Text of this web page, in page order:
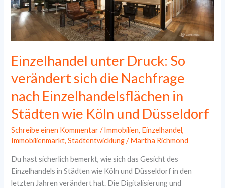
Einzelhandel unter Druck: So
verändert sich die Nachfrage
nach Einzelhandelsflächen in
Städten wie Köln und Düsseldorf
Schreibe einen Kommentar /Immobilien, Einzelhandel,
Immobilienmarkt,Stadtentwicklung/Martha Richmond
Du hast sicherlich bemerkt, wie sich das Gesicht des
Einzelhandels in Städten wie Köln und Düsseldorf in den
letzten Jahren verändert hat. Die Digitalisierung und